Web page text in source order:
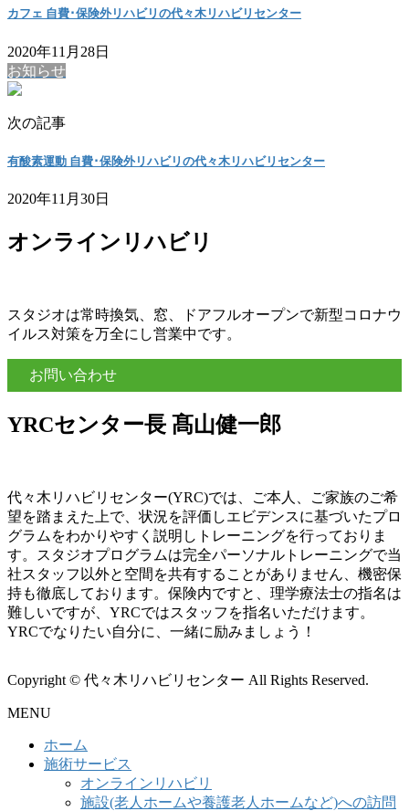
カフェ 自費･保険外リハビリの代々木リハビリセンター
2020年11月28日
お知らせ
次の記事
有酸素運動 自費･保険外リハビリの代々木リハビリセンター
2020年11月30日
オンラインリハビリ
スタジオは常時換気、窓、ドアフルオープンで新型コロナウ
イルス対策を万全にし営業中です。
お問い合わせ
YRCセンター長 髙山健一郎
代々木リハビリセンター(YRC)では、ご本人、ご家族のご希
望を踏まえた上で、状況を評価しエビデンスに基づいたプロ
グラムをわかりやすく説明しトレーニングを行っておりま
す。スタジオプログラムは完全パーソナルトレーニングで当
社スタッフ以外と空間を共有することがありません、機密保
持も徹底しております。保険内ですと、理学療法士の指名は
難しいですが、YRCではスタッフを指名いただけます。
YRCでなりたい自分に、一緒に励みましょう！
Copyright © 代々木リハビリセンター All Rights Reserved.
MENU
ホーム
施術サービス
オンラインリハビリ
施設(老人ホームや養護老人ホームなど)への訪問